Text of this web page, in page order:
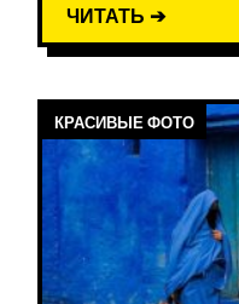
ЧИТАТЬ ➔
КРАСИВЫЕ ФОТО